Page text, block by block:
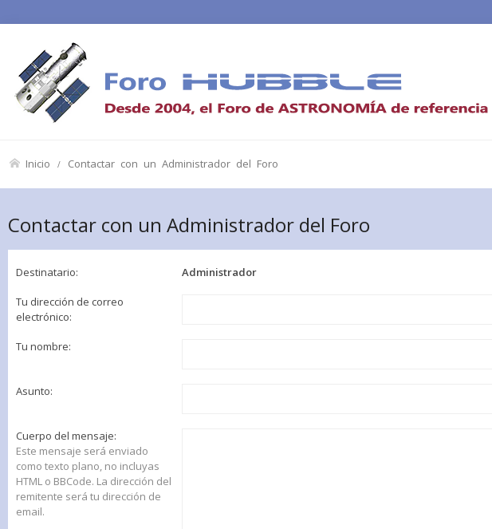
Inicio Contactar con un Administrador del Foro
Contactar con un Administrador del Foro
Destinatario: Administrador
Tu dirección de correo
electrónico:
Tu nombre:
Asunto:
Cuerpo del mensaje:
Este mensaje será enviado
como texto plano, no incluyas
HTML o BBCode. La dirección del
remitente será tu dirección de
email.